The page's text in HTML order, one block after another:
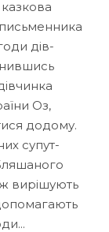
дів­
Оз,
додому.
супут­
вирішують